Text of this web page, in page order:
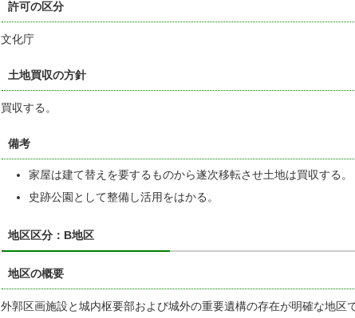
許可の区分
文化庁
土地買収の方針
買収する。
備考
家屋は建て替えを要するものから遂次移転させ土地は買収する。
史跡公園として整備し活用をはかる。
地区区分：B地区
地区の概要
外郭区画施設と城内枢要部および城外の重要遺構の存在が明確な地区